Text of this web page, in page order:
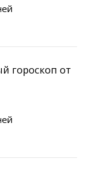
гороскоп от